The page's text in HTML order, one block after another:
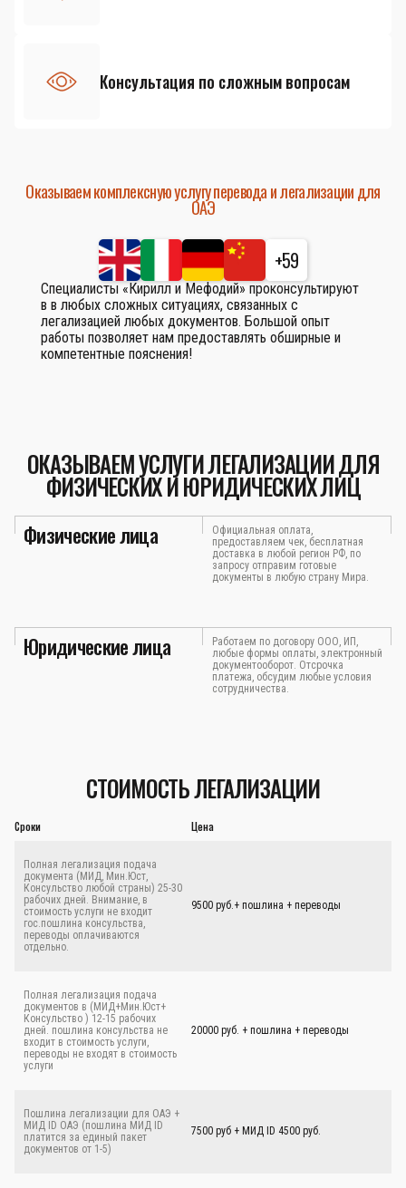
Консультация по сложным вопросам
Оказываем комплексную услугу перевода и легализации для
ОАЭ
+59
Специалисты «Кирилл и Мефодий» проконсультируют
в в любых сложных ситуациях, связанных с
легализацией любых документов. Большой опыт
работы позволяет нам предоставлять обширные и
компетентные пояснения!
ОКАЗЫВАЕМ УСЛУГИ ЛЕГАЛИЗАЦИИ ДЛЯ
ФИЗИЧЕСКИХ И ЮРИДИЧЕСКИХ ЛИЦ
Физические лица
Официальная оплата,
предоставляем чек, бесплатная
доставка в любой регион РФ, по
запросу отправим готовые
документы в любую страну Мира.
Юридические лица
Работаем по договору ООО, ИП,
любые формы оплаты, электронный
документооборот. Отсрочка
платежа, обсудим любые условия
сотрудничества.
СТОИМОСТЬ ЛЕГАЛИЗАЦИИ
Сроки Цена
Полная легализация подача
документа (МИД, Мин.Юст,
Консульство любой страны) 25-30
рабочих дней. Внимание, в
стоимость услуги не входит
гос.пошлина консульства,
переводы оплачиваются
отдельно.
9500 руб.+ пошлина + переводы
Полная легализация подача
документов в (МИД+Мин.Юст+
Консульство ) 12-15 рабочих
дней. пошлина консульства не
входит в стоимость услуги,
переводы не входят в стоимость
услуги
20000 руб. + пошлина + переводы
Пошлина легализации для ОАЭ +
МИД ID ОАЭ (пошлина МИД ID
платится за единый пакет
документов от 1-5)
7500 руб + МИД ID 4500 руб.